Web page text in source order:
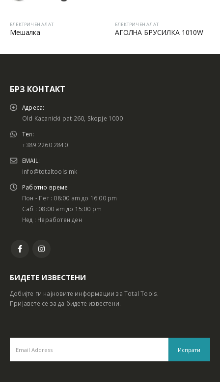
ЕЛЕКТРИЧЕН АЛАТ
Мешалка
ЕЛЕКТРИЧЕН АЛАТ
АГОЛНА БРУСИЛКА 1010W
БРЗ КОНТАКТ
Адреса:
Old Kacanicki pat 260, Skopje 1000
Тел:
+389 2260 2840
EMAIL:
info@totaltools.mk
Работно време:
Пон - Пет : 08:00 am до 16:00 pm
Саб : 08:00 am до 15:00 pm
Нед : Неработен ден
БИДЕТЕ ИЗВЕСТЕНИ
Добијте ги најновите информации за Total Tools.
Пријавете се за да бидете известени.